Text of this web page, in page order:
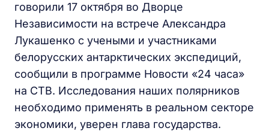
говорили 17 октября во Дворце
Независимости на встрече Александра
Лукашенко с учеными и участниками
белорусских антарктических экспедиций,
сообщили в программе Новости «24 часа»
на СТВ. Исследования наших полярников
необходимо применять в реальном секторе
экономики, уверен глава государства.